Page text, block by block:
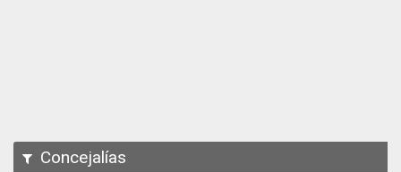
Concejalías